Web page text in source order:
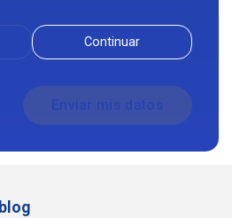
Continuar